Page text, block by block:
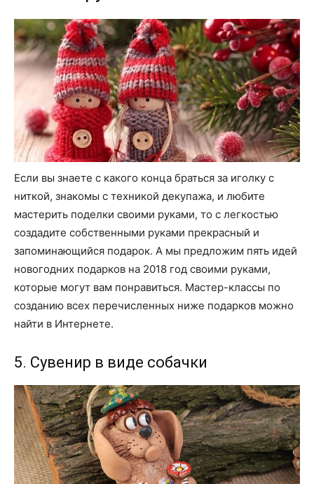
Если вы знаете с какого конца браться за иголку с
ниткой, знакомы с техникой декупажа, и любите
мастерить поделки своими руками, то с легкостью
создадите собственными руками прекрасный и
запоминающийся подарок. А мы предложим пять идей
новогодних подарков на 2018 год своими руками,
которые могут вам понравиться. Мастер-классы по
созданию всех перечисленных ниже подарков можно
найти в Интернете.
5. Сувенир в виде собачки